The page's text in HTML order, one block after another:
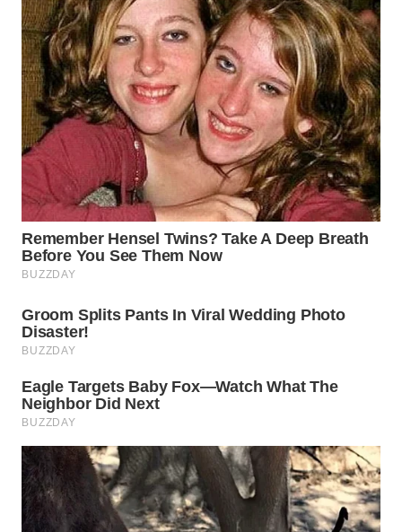
WN
TEBING
TINGGI
WN
PAKPAK
WN
KARAWANG
WN
BEKASI
WN
BOGOR
WN
DEPOK
WN
TAPANULI
UTARA